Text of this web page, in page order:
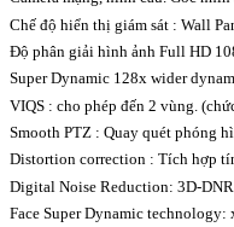
Chế độ hiển thị giám sát : Wall
Độ phân giải hình ảnh Full HD
Super Dynamic 128x wider
VIQS : cho phép đến 2 vùng.
Smooth PTZ : Quay quét phóng
Distortion correction : Tích hợp
Digital Noise Reduction: 3D-
Face Super Dynamic